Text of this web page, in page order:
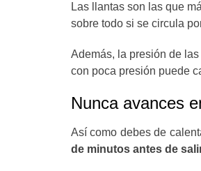
Las llantas son las que
sobre todo si se circula
Además, la presión de
con poca presión puede
Nunca avances
Así como debes de
de minutos antes de